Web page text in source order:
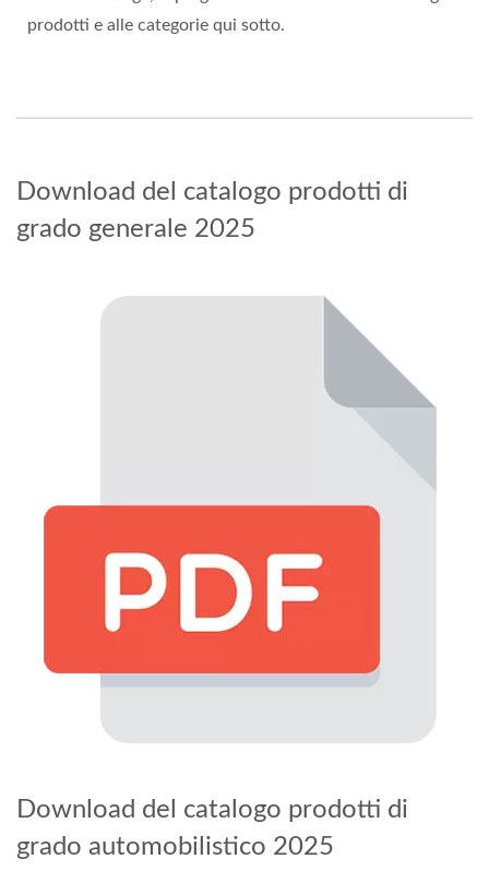
prodotti e alle categorie qui sotto.
Download del catalogo prodotti di
grado generale 2025
Download del catalogo prodotti di
grado automobilistico 2025